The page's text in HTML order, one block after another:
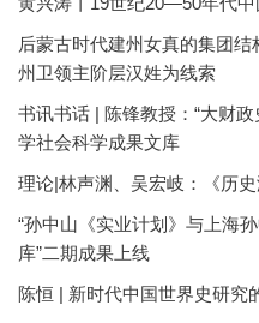
后蒙古时代建州女真的集团
州卫领主阶层汉姓为线索
书讯书话 | 陈锋教授：“大财
学社会科学成果文库
理论|林声渊、吴宏岐：《历
“孙中山《实业计划》与上海
库”二期成果上线
陈恒 | 新时代中国世界史研究